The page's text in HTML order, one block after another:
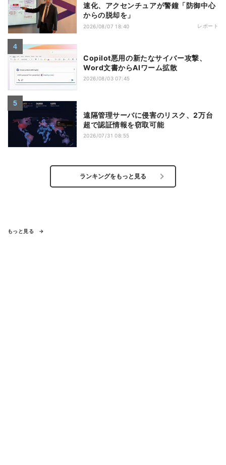
速化、アクセンチュアが警鐘「防御中心
からの脱却を」
2026/08/07 18:40 レポート
Copilot悪用の新たなサイバー攻撃、
Word文書からAIワーム拡散
2026/08/03 07:45
遠隔管理サーバに侵害のリスク、2万台
超で認証情報を窃取可能
2026/07/31 08:55
ランキングをもっと見る
もっと見る